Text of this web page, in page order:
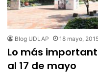
Blog UDLAP 18 mayo,
Lo más
al 17 de mayo